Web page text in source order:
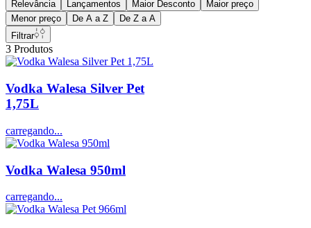
Relevância
Lançamentos Maior Desconto
Maior preço
Menor preço
De A a Z
De Z a A
Filtrar
3 Produtos
Vodka Walesa Silver Pet
1,75L
carregando...
Vodka Walesa 950ml
carregando...